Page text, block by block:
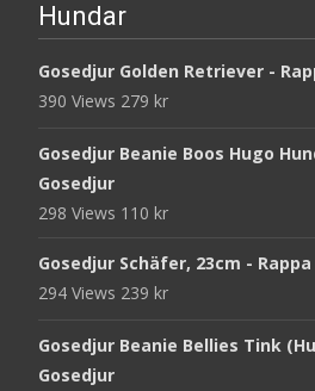
Hundar
Gosedjur Golden Retriever -
390 Views 279 kr
Gosedjur Beanie Boos Hugo
Gosedjur
298 Views 110 kr
Gosedjur Schäfer, 23cm -
294 Views 239 kr
Gosedjur Beanie Bellies Tink
Gosedjur